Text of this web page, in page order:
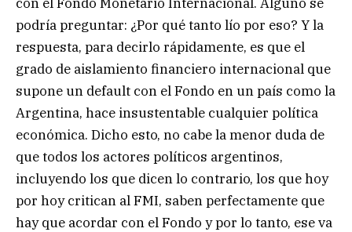
podría preguntar: ¿Por qué tanto lío por eso? Y la
respuesta, para decirlo rápidamente, es que el
grado de aislamiento financiero internacional que
supone un default con el Fondo en un país como la
Argentina, hace insustentable cualquier política
económica. Dicho esto, no cabe la menor duda de
que todos los actores políticos argentinos,
incluyendo los que dicen lo contrario, los que hoy
por hoy critican al FMI, saben perfectamente que
hay que acordar con el Fondo y por lo tanto, ese va